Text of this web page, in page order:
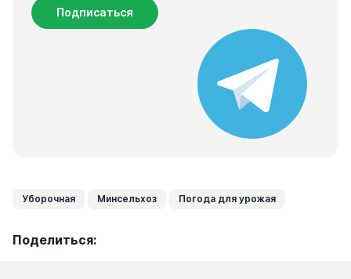
Подписаться
Уборочная Минсельхоз Погода для урожая
Поделиться: